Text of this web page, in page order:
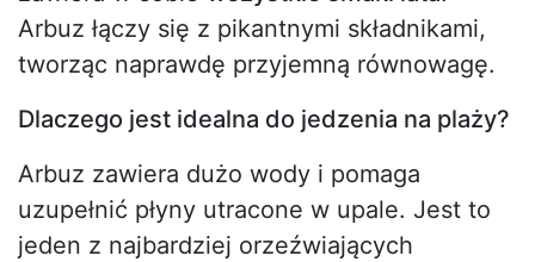
Arbuz łączy się z pikantnymi składnikami,
tworząc naprawdę przyjemną równowagę.
Dlaczego jest idealna do jedzenia na plaży?
Arbuz zawiera dużo wody i pomaga
uzupełnić płyny utracone w upale. Jest to
jeden z najbardziej orzeźwiających